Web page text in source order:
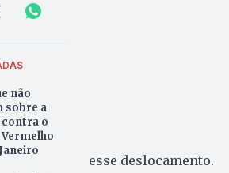
não
sobre a
o
esse deslocamento.